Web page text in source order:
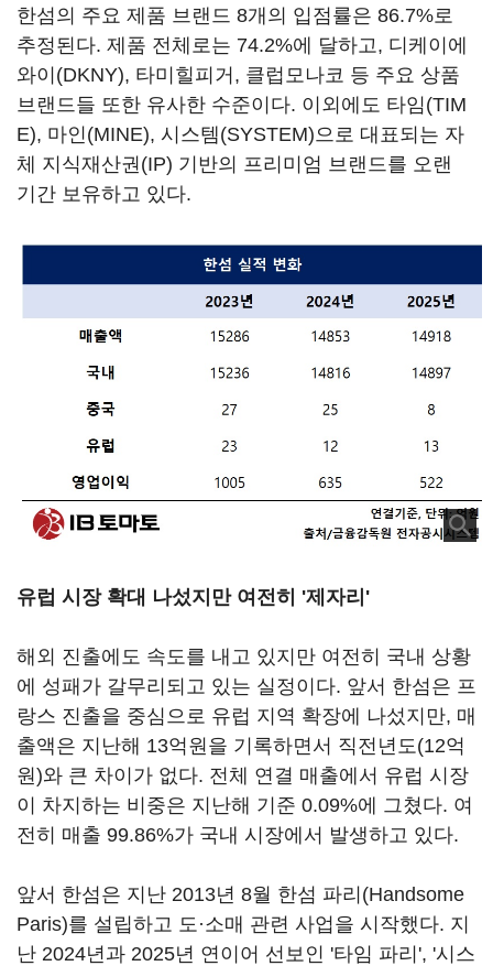
한섬의 주요 제품 브랜드 8개의 입점률은 86.7%로
추정된다. 제품 전체로는 74.2%에 달하고, 디케이에
와이(DKNY), 타미힐피거, 클럽모나코 등 주요 상품
브랜드들 또한 유사한 수준이다. 이외에도 타임(TIM
E), 마인(MINE), 시스템(SYSTEM)으로 대표되는 자
체 지식재산권(IP) 기반의 프리미엄 브랜드를 오랜
기간 보유하고 있다.
유럽 시장 확대 나섰지만 여전히 '제자리'
해외 진출에도 속도를 내고 있지만 여전히 국내 상황
에 성패가 갈무리되고 있는 실정이다. 앞서 한섬은 프
랑스 진출을 중심으로 유럽 지역 확장에 나섰지만, 매
출액은 지난해 13억원을 기록하면서 직전년도(12억
원)와 큰 차이가 없다. 전체 연결 매출에서 유럽 시장
이 차지하는 비중은 지난해 기준 0.09%에 그쳤다. 여
전히 매출 99.86%가 국내 시장에서 발생하고 있다.
앞서 한섬은 지난 2013년 8월 한섬 파리(Handsome
Paris)를 설립하고 도·소매 관련 사업을 시작했다. 지
난 2024년과 2025년 연이어 선보인 '타임 파리', '시스